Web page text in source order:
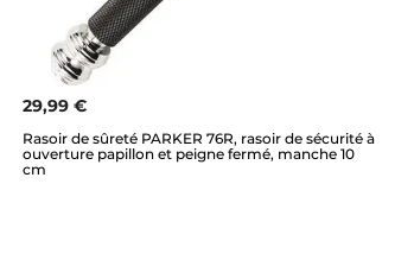
29,99 €
Rasoir de sûreté PARKER 76R, rasoir de sécurité à
ouverture papillon et peigne fermé, manche 10
cm